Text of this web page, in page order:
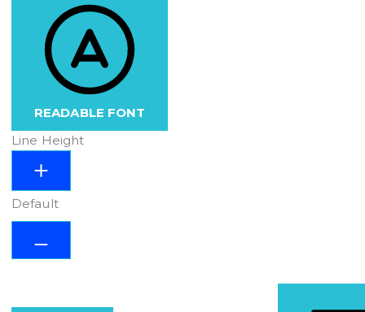
READABLE FONT
Line Height
Default